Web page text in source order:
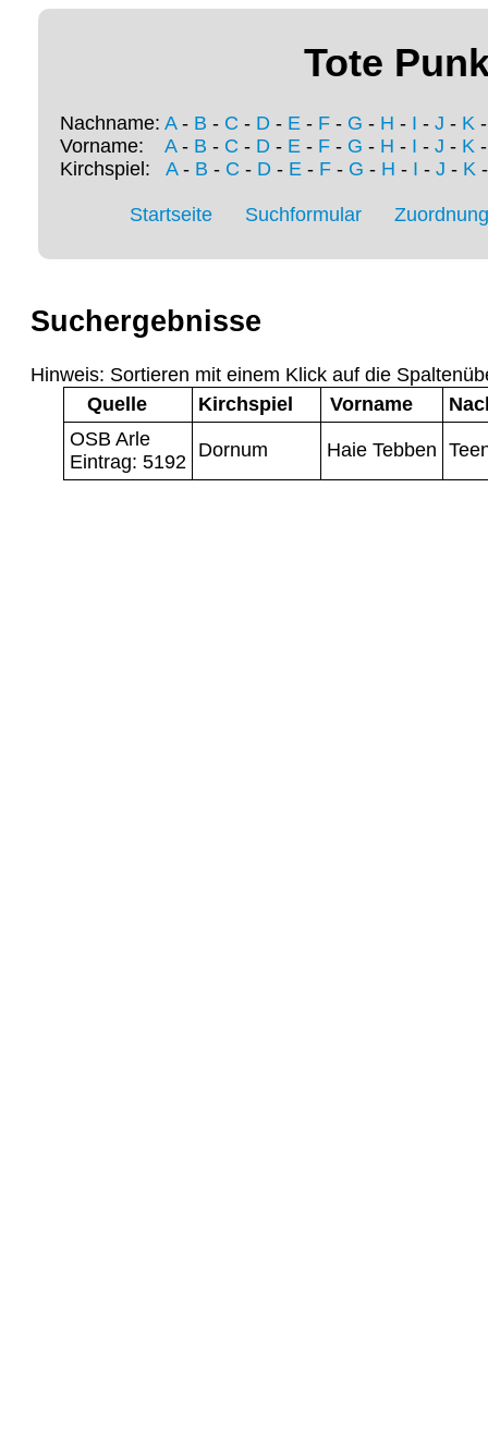
Tote
Nachname: A- B - C - D - E - F - G - H - I - J - K
Vorname: A- B - C - D - E - F - G - H - I - J - K
Kirchspiel: A- B - C - D- E- F- G - H - I - J - K
Startseite Suchformular
Suchergebnisse
Hinweis: Sortieren mit einem Klick auf die
Quelle
Kirchspiel Vorname
OSB Arle
Eintrag: 5192
Dornum Haie Tebben